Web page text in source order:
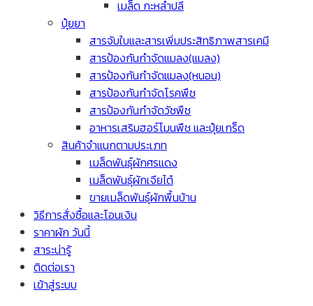
เมล็ด กะหล่ำปลี
ปุ๋ยยา
สารจับใบและสารเพิ่มประสิทธิภาพสารเคมี
สารป้องกันกำจัดแมลง(แมลง)
สารป้องกันกำจัดแมลง(หนอน)
สารป้องกันกำจัดโรคพืช
สารป้องกันกำจัดวัชพืช
อาหารเสริมฮอร์โมนพืช และปุ๋ยเกร็ด
สินค้าจำแนกตามประเภท
เมล็ดพันธุ์ผักศรแดง
เมล็ดพันธุ์ผักเจียไต๋
ขายเมล็ดพันธุ์ผักพื้นบ้าน
วิธีการสั่งซื้อและโอนเงิน
ราคาผัก วันนี้
สาระน่ารู้
ติดต่อเรา
เข้าสู่ระบบ